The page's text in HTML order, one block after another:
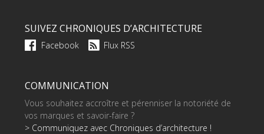
SUIVEZ CHRONIQUES D’ARCHITECTURE
Facebook Flux RSS
COMMUNICATION
Vous souhaitez accroître et pérenniser la notoriété de
vos marques et savoir-faire ?
> Communiquez avec Chroniques d’architecture !